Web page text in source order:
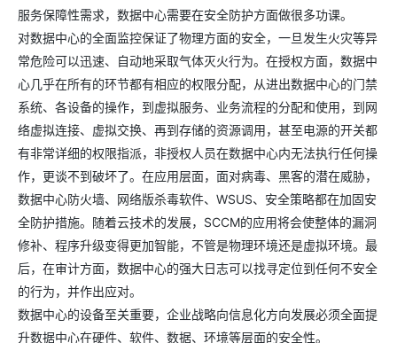
服务保障性需求，数据中心需要在安全防护方面做很多功课。
对数据中心的全面监控保证了物理方面的安全，一旦发生火灾等异
常危险可以迅速、自动地采取气体灭火行为。在授权方面，数据中
心几乎在所有的环节都有相应的权限分配，从进出数据中心的门禁
系统、各设备的操作，到虚拟服务、业务流程的分配和使用，到网
络虚拟连接、虚拟交换、再到存储的资源调用，甚至电源的开关都
有非常详细的权限指派，非授权人员在数据中心内无法执行任何操
作，更谈不到破坏了。在应用层面，面对病毒、黑客的潜在威胁，
数据中心防火墙、网络版杀毒软件、WSUS、安全策略都在加固安
全防护措施。随着云技术的发展，SCCM的应用将会使整体的漏洞
修补、程序升级变得更加智能，不管是物理环境还是虚拟环境。最
后，在审计方面，数据中心的强大日志可以找寻定位到任何不安全
的行为，并作出应对。
数据中心的设备至关重要，企业战略向信息化方向发展必须全面提
升数据中心在硬件、软件、数据、环境等层面的安全性。